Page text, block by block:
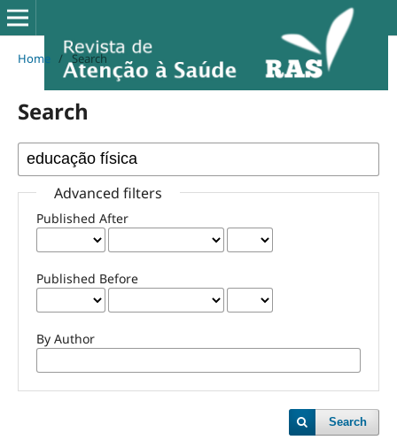
Home / Search
Search
Advanced filters
Published After
Published Before
By Author
Search